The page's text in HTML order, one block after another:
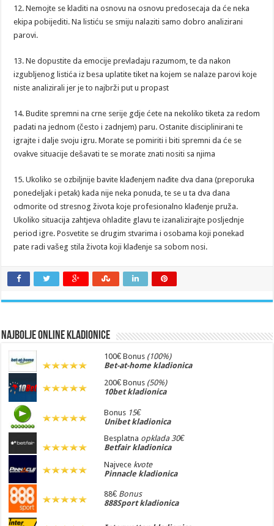
12. Nemojte se kladiti na osnovu na osnovu predosecaja da će neka
ekipa pobijediti. Na listiću se smiju nalaziti samo dobro analizirani
parovi.
13. Ne dopustite da emocije prevladaju razumom, te da nakon
izgubljenog listića iz besa uplatite tiket na kojem se nalaze parovi koje
niste analizirali jer je to najbrži put u propast
14. Budite spremni na crne serije gdje ćete na nekoliko tiketa za redom
padati na jednom (često i zadnjem) paru. Ostanite disciplinirani te
igrajte i dalje svoju igru. Morate se pomiriti i biti spremni da će se
ovakve situacije dešavati te se morate znati nositi sa njima
15. Ukoliko se ozbiljnije bavite klađenjem nađite dva dana (preporuka
ponedeljak i petak) kada nije neka ponuda, te se u ta dva dana
odmorite od stresnog života koje profesionalno klađenje pruža.
Ukoliko situacija zahtjeva ohladite glavu te izanalizirajte posljednje
period igre. Posvetite se drugim stvarima i osobama koji ponekad
pate radi vašeg stila života koji klađenje sa sobom nosi.
Najbolje online kladionice
100€ Bonus (100%)
Bet-at-home kladionica
200€ Bonus (50%)
10bet kladionica
Bonus 15€
Unibet kladionica
Besplatna opklada 30€
Betfair kladionica
Najvece kvote
Pinnacle kladionica
88€ Bonus
888Sport kladionica